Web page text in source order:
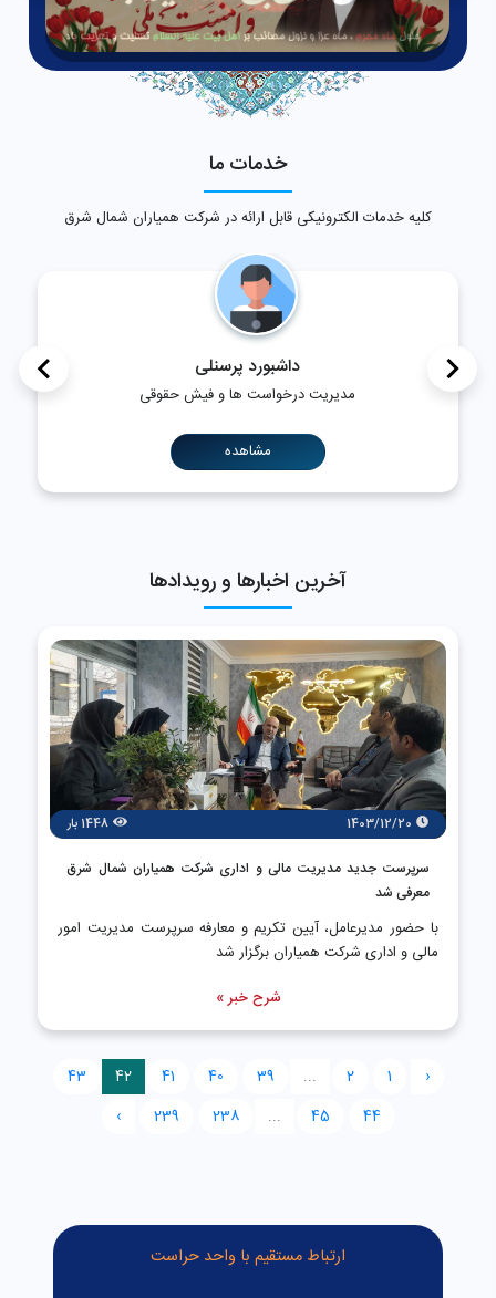
خدمات ما
کلیه خدمات الکترونیکی قابل ارائه در شرکت همیاران شمال شرق
داشبورد پرسنلی
مدیریت درخواست ها و فیش حقوقی
مشاهده
<
>
آخرین اخبارها و رویدادها
1403/12/20 1448 بار
سرپرست جدید مدیریت مالی و اداری شرکت همیاران شمال شرق
معرفی شد
با حضور مدیرعامل، آیین تکریم و معارفه سرپرست مدیریت امور
مالی و اداری شرکت همیاران برگزار شد
شرح خبر »
‹
1
2
...
39
40
41
42
43
44
45
...
238
239
›
ارتباط مستقیم با واحد حراست